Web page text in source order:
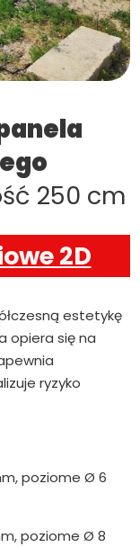
250 cm
2D
estetykę
opiera się na
ryzyko
poziome Ø 6
poziome Ø 8